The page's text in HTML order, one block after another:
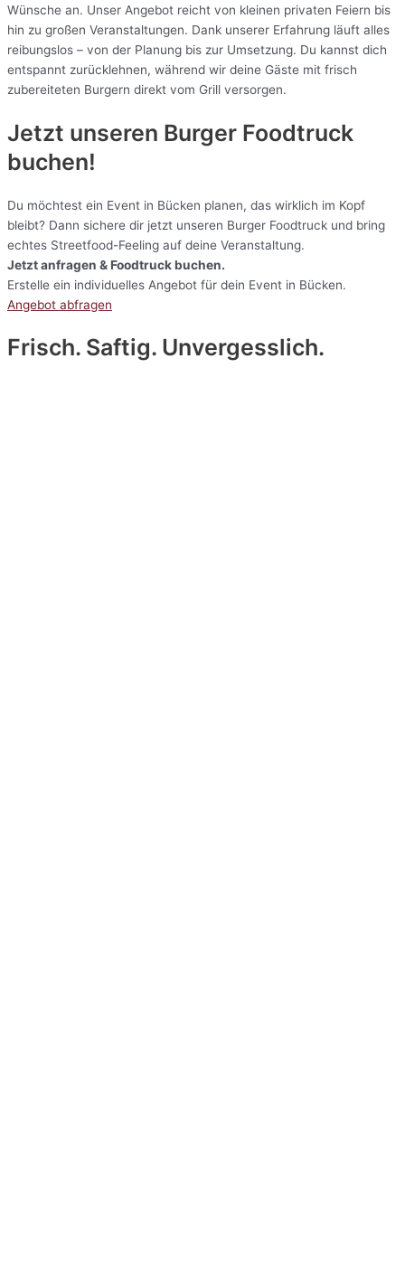
Wünsche an. Unser Angebot reicht von kleinen privaten Feiern bis
hin zu großen Veranstaltungen. Dank unserer Erfahrung läuft alles
reibungslos – von der Planung bis zur Umsetzung. Du kannst dich
entspannt zurücklehnen, während wir deine Gäste mit frisch
zubereiteten Burgern direkt vom Grill versorgen.
Jetzt unseren Burger Foodtruck
buchen!
Du möchtest ein Event in Bücken planen, das wirklich im Kopf
bleibt? Dann sichere dir jetzt unseren Burger Foodtruck und bring
echtes Streetfood-Feeling auf deine Veranstaltung.
Jetzt anfragen & Foodtruck buchen.
Erstelle ein individuelles Angebot für dein Event in Bücken.
Angebot abfragen
Frisch. Saftig. Unvergesslich.